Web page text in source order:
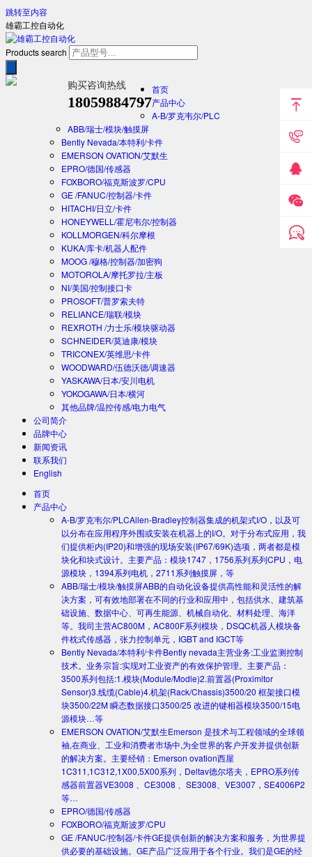
跳转至内容
雄霸工控自动化
Products search
购买咨询热线
18059884797
首页
产品中心
A-B/罗克韦尔/PLC
ABB/瑞士/模块/触摸屏
Bently Nevada/本特利/卡件
EMERSON OVATION/艾默生
EPRO/德国/传感器
FOXBORO/福克斯波罗/CPU
GE /FANUC/控制器/卡件
HITACHI/日立/卡件
HONEYWELL/霍尼韦尔/控制器
KOLLMORGEN/科尔摩根
KUKA/库卡/机器人配件
MOOG /穆格/控制器/加密狗
MOTOROLA/摩托罗拉/主板
NI/美国/控制接口卡
PROSOFT/普罗索夫特
RELIANCE/瑞联/模块
REXROTH /力士乐/模块驱动器
SCHNEIDER/莫迪康/模块
TRICONEX/英维思/卡件
WOODWARD/伍德沃德/调速器
YASKAWA/日本/安川电机
YOKOGAWA/日本/横河
其他品牌/温控传感/电力电气
公司简介
品牌中心
新闻资讯
联系我们
English
首页
产品中心
A-B/罗克韦尔/PLCAllen-Bradley控制器集成的机架式I/O，以及可
以分布在应用程序外围或安装在机器上的I/O。对于分布式应用，我
们提供柜内(IP20)和增强的现场安装(IP67/69K)选项，两者都是模
块化和块式设计。主要产品：模块1747，1756系列系列CPU，电
源模块，1394系列电机，2711系列触摸屏，等
ABB/瑞士/模块/触摸屏ABB的自动化设备提供高性能和灵活性的解
决方案，可有效地部署在不同的行业和应用中，包括供水、建筑基
础设施、数据中心、可再生能源、机械自动化、材料处理、海洋
等。我司主营AC800M，AC800F系列模块，DSQC机器人模块备
件枕式传感器，张力控制单元，IGBT and IGCT等
Bently Nevada/本特利/卡件Bently nevada主营业务:工业监测控制
技术。业务宗旨:实现对工业资产的有效保护管理。主要产品：
3500系列包括:1.模块(Module/Modle)2.前置器(Proximitor
Sensor)3.线缆(Cable)4.机架(Rack/Chassis)3500/20 框架接口模
块3500/22M 瞬态数据接口3500/25 改进的键相器模块3500/15电
源模块…等
EMERSON OVATION/艾默生Emerson 是技术与工程领域的全球领
袖,在商业、工业和消费者市场中,为全世界的客户开发并提供创新
的解决方案。主要经销：Emerson ovation西屋
1C311,1C312,1X00,5X00系列，Deltav德尔塔夫，EPRO系列传
感器前置器VE3008 、CE3008 、SE3008、VE3007，SE4006P2
等…
EPRO/德国/传感器
FOXBORO/福克斯波罗/CPU
GE /FANUC/控制器/卡件GE提供创新的解决方案和服务，为世界提
供必要的基础设施。GE产品广泛应用于各个行业。我们是GE的经